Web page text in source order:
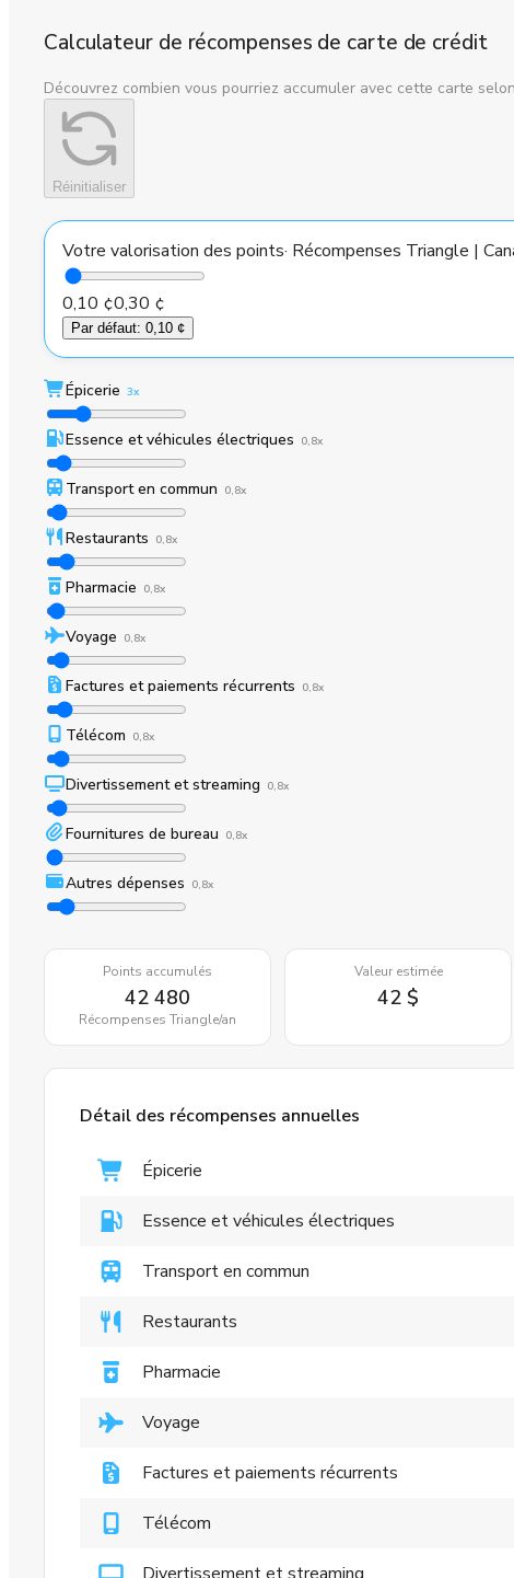
Calculateur de récompenses de carte de crédit
Découvrez combien vous pourriez accumuler avec cette carte
Réinitialiser
Votre valorisation des points· Récompenses Triangle |
0,10 ¢0,30 ¢
Par défaut: 0,10 ¢
Épicerie 3x
Essence et véhicules électriques 0,8x
Transport en commun 0,8x
Restaurants 0,8x
Pharmacie 0,8x
Voyage 0,8x
Factures et paiements récurrents 0,8x
Télécom 0,8x
Divertissement et streaming 0,8x
Fournitures de bureau 0,8x
Autres dépenses 0,8x
Points accumulés
42 480
Récompenses Triangle/an
Valeur estimée
42 $
Détail des récompenses annuelles
Épicerie
Essence et véhicules électriques
Transport en commun
Restaurants
Pharmacie
Voyage
Factures et paiements récurrents
Télécom